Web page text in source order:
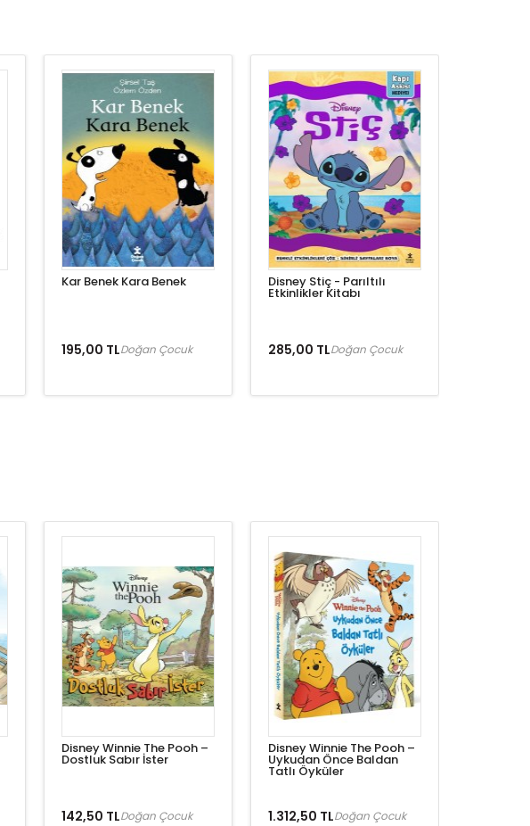
Kar Benek Kara Benek
195,00 TLDoğan Çocuk
Disney Stiç - Parıltılı
Etkinlikler Kitabı
285,00 TLDoğan Çocuk
Disney Winnie The Pooh –
Dostluk Sabır İster
142,50 TLDoğan Çocuk
Disney Winnie The Pooh –
Uykudan Önce Baldan
Tatlı Öyküler
1.312,50 TLDoğan Çocuk